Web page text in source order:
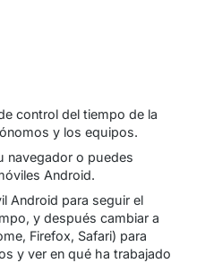
control del tiempo de la
y los equipos.
navegador o puedes
Android.
Android para seguir el
y después cambiar a
Firefox, Safari) para
y ver en qué ha trabajado